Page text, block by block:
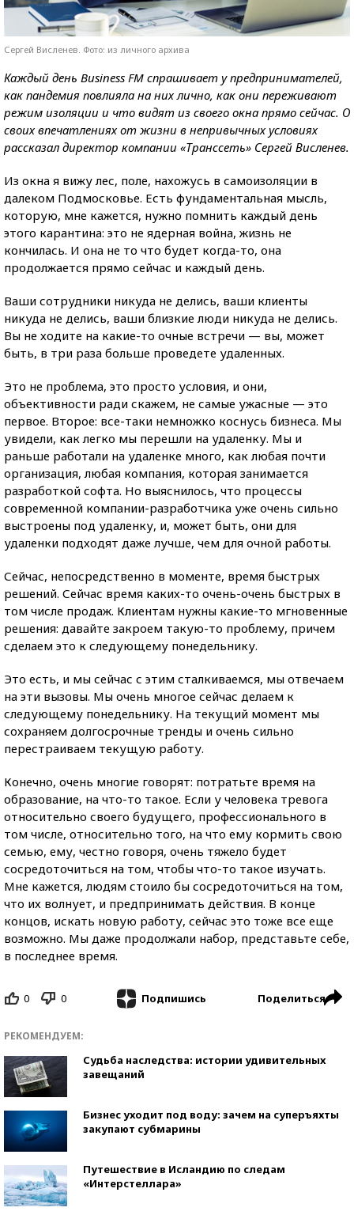
Сергей Висленев. Фото: из личного архива
Каждый день Business FM спрашивает у предпринимателей,
как пандемия повлияла на них лично, как они переживают
режим изоляции и что видят из своего окна прямо сейчас. О
своих впечатлениях от жизни в непривычных условиях
рассказал директор компании «Транссеть» Сергей Висленев.
Из окна я вижу лес, поле, нахожусь в самоизоляции в
далеком Подмосковье. Есть фундаментальная мысль,
которую, мне кажется, нужно помнить каждый день
этого карантина: это не ядерная война, жизнь не
кончилась. И она не то что будет когда-то, она
продолжается прямо сейчас и каждый день.
Ваши сотрудники никуда не делись, ваши клиенты
никуда не делись, ваши близкие люди никуда не делись.
Вы не ходите на какие-то очные встречи — вы, может
быть, в три раза больше проведете удаленных.
Это не проблема, это просто условия, и они,
объективности ради скажем, не самые ужасные — это
первое. Второе: все-таки немножко коснусь бизнеса. Мы
увидели, как легко мы перешли на удаленку. Мы и
раньше работали на удаленке много, как любая почти
организация, любая компания, которая занимается
разработкой софта. Но выяснилось, что процессы
современной компании-разработчика уже очень сильно
выстроены под удаленку, и, может быть, они для
удаленки подходят даже лучше, чем для очной работы.
Сейчас, непосредственно в моменте, время быстрых
решений. Сейчас время каких-то очень-очень быстрых в
том числе продаж. Клиентам нужны какие-то мгновенные
решения: давайте закроем такую-то проблему, причем
сделаем это к следующему понедельнику.
Это есть, и мы сейчас с этим сталкиваемся, мы отвечаем
на эти вызовы. Мы очень многое сейчас делаем к
следующему понедельнику. На текущий момент мы
сохраняем долгосрочные тренды и очень сильно
перестраиваем текущую работу.
Конечно, очень многие говорят: потратьте время на
образование, на что-то такое. Если у человека тревога
относительно своего будущего, профессионального в
том числе, относительно того, на что ему кормить свою
семью, ему, честно говоря, очень тяжело будет
сосредоточиться на том, чтобы что-то такое изучать.
Мне кажется, людям стоило бы сосредоточиться на том,
что их волнует, и предпринимать действия. В конце
концов, искать новую работу, сейчас это тоже все еще
возможно. Мы даже продолжали набор, представьте себе,
в последнее время.
0 0 Подпишись Поделиться
РЕКОМЕНДУЕМ:
Судьба наследства: истории удивительных
завещаний
Бизнес уходит под воду: зачем на суперъяхты
закупают субмарины
Путешествие в Исландию по следам
«Интерстеллара»